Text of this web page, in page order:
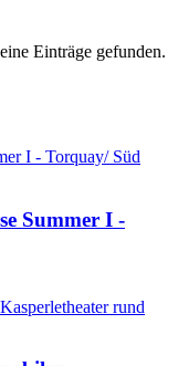
Einträge gefunden.
Summer I -